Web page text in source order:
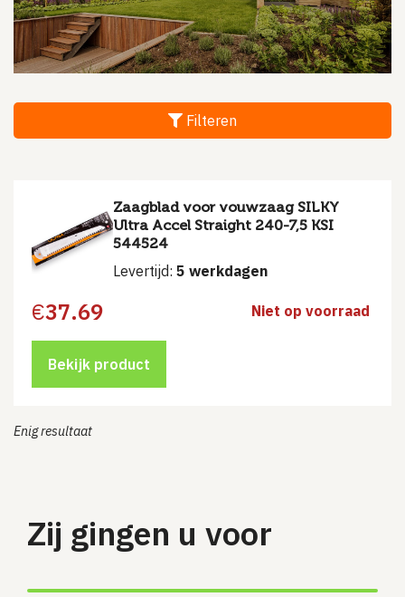
Filteren
Zaagblad voor vouwzaag SILKY
Ultra Accel Straight 240-7,5 KSI
544524
Levertijd: 5 werkdagen
€37.69 Niet op voorraad
Bekijk product
Enig resultaat
Zij gingen u voor